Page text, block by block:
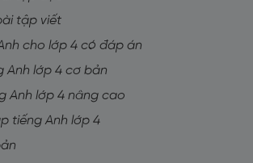
tập viết
cho lớp 4 có đáp án
Anh lớp 4 cơ bản
Anh lớp 4 nâng cao
tiếng Anh lớp 4